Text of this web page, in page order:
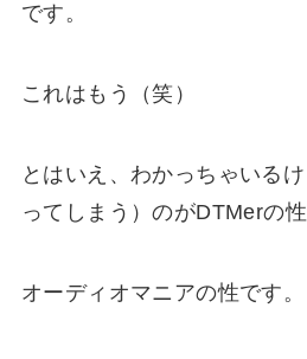
です。
これはもう（笑）
とはいえ、わかっちゃいる
ってしまう）のがDTMerの性
オーディオマニアの性です。